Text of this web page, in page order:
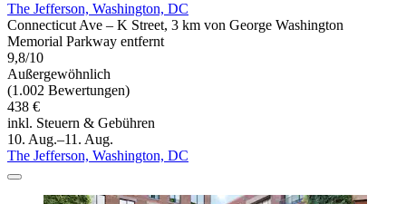
The Jefferson, Washington, DC
Connecticut Ave – K Street, 3 km von George Washington
Memorial Parkway entfernt
9,8/10
Außergewöhnlich
(1.002 Bewertungen)
438 €
inkl. Steuern & Gebühren
10. Aug.–11. Aug.
The Jefferson, Washington, DC